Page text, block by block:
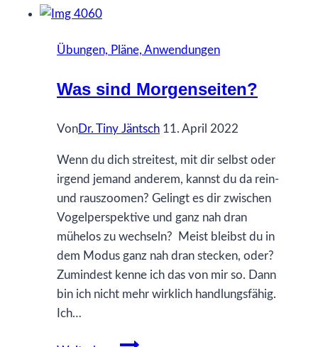
Übungen, Pläne, Anwendungen
Was sind Morgenseiten?
VonDr. Tiny Jäntsch 11. April 2022
Wenn du dich streitest, mit dir selbst oder
irgend jemand anderem, kannst du da rein-
und rauszoomen? Gelingt es dir zwischen
Vogelperspektive und ganz nah dran
mühelos zu wechseln? Meist bleibst du in
dem Modus ganz nah dran stecken, oder?
Zumindest kenne ich das von mir so. Dann
bin ich nicht mehr wirklich handlungsfähig.
Ich…
Was